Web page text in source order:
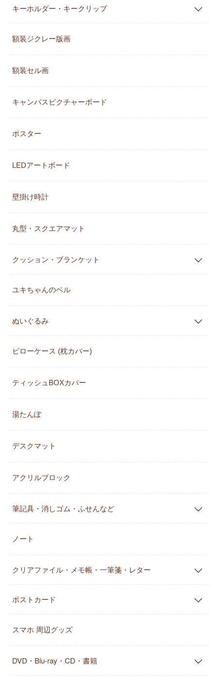
キーホルダー・キークリップ
額装ジクレー版画
額装セル画
キャンバスピクチャーボード
ポスター
LEDアートボード
壁掛け時計
丸型・スクエアマット
クッション・ブランケット
ユキちゃんのベル
ぬいぐるみ
ピローケース (枕カバー)
ティッシュBOXカバー
湯たんぽ
デスクマット
アクリルブロック
筆記具・消しゴム・ふせんなど
ノート
クリアファイル・メモ帳・一筆箋・レター
ポストカード
スマホ 周辺グッズ
DVD・Blu-ray・CD・書籍